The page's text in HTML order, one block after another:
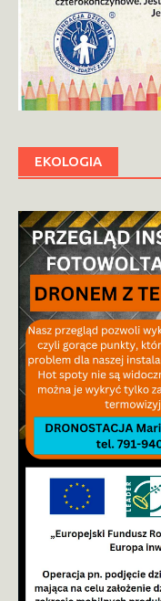
EKOLOGIA